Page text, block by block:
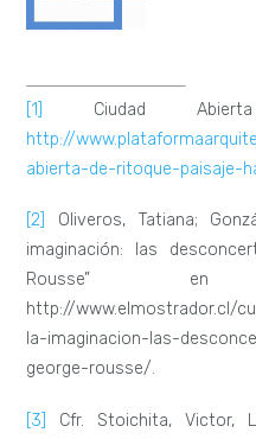
[1]
Ciudad
http://
abierta-de-ritoque-paisaje-
[2]
Oliveros, Tatiana;
imaginación: las
Rousse” en
http://www.elmostrador.cl/
la-imaginacion-las-
george-rousse/.
[3] Cfr. Stoichita, Victor,